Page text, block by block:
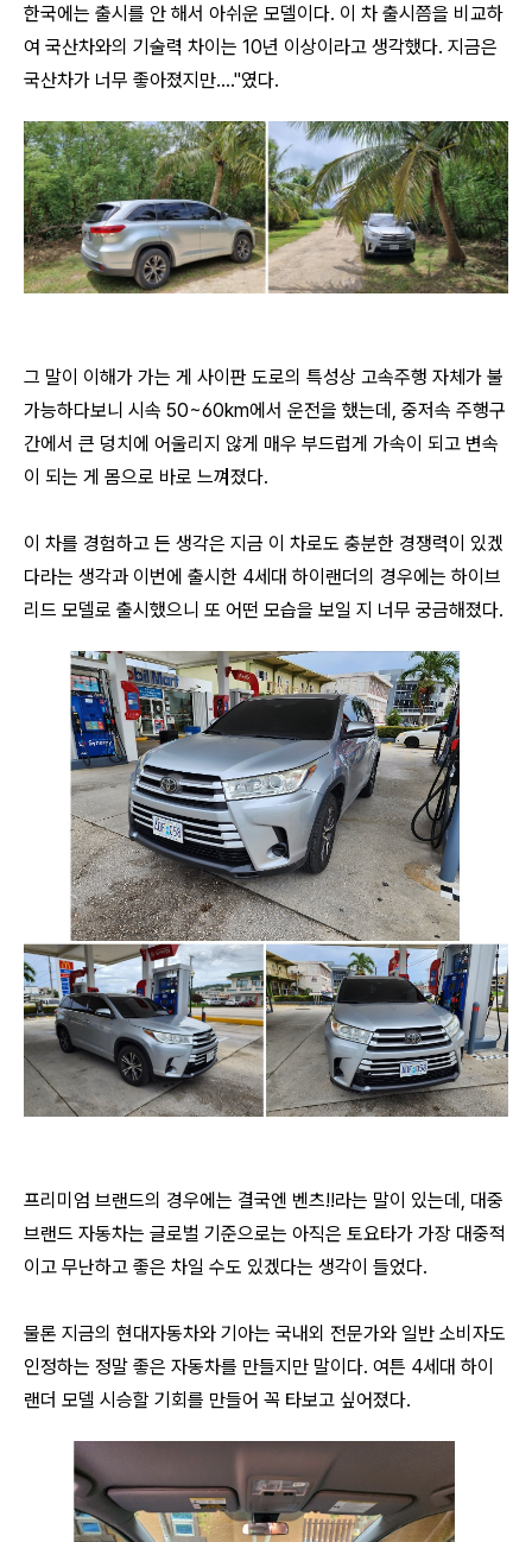
한국에는 출시를 안 해서 아쉬운 모델이다. 이 차 출시쯤을 비교하
여 국산차와의 기술력 차이는 10년 이상이라고 생각했다. 지금은
국산차가 너무 좋아졌지만...."였다.
그 말이 이해가 가는 게 사이판 도로의 특성상 고속주행 자체가 불
가능하다보니 시속 50~60km에서 운전을 했는데, 중저속 주행구
간에서 큰 덩치에 어울리지 않게 매우 부드럽게 가속이 되고 변속
이 되는 게 몸으로 바로 느껴졌다.
이 차를 경험하고 든 생각은 지금 이 차로도 충분한 경쟁력이 있겠
다라는 생각과 이번에 출시한 4세대 하이랜더의 경우에는 하이브
리드 모델로 출시했으니 또 어떤 모습을 보일 지 너무 궁금해졌다.
프리미엄 브랜드의 경우에는 결국엔 벤츠!!라는 말이 있는데, 대중
브랜드 자동차는 글로벌 기준으로는 아직은 토요타가 가장 대중적
이고 무난하고 좋은 차일 수도 있겠다는 생각이 들었다.
물론 지금의 현대자동차와 기아는 국내외 전문가와 일반 소비자도
인정하는 정말 좋은 자동차를 만들지만 말이다. 여튼 4세대 하이
랜더 모델 시승할 기회를 만들어 꼭 타보고 싶어졌다.